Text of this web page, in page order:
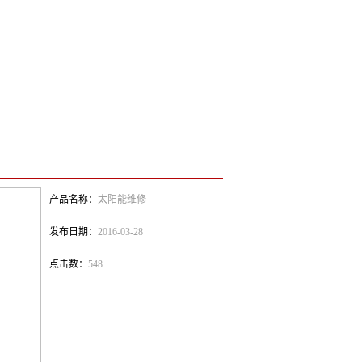
产品名称： 太阳能维修
发布日期： 2016-03-28
点击数： 548